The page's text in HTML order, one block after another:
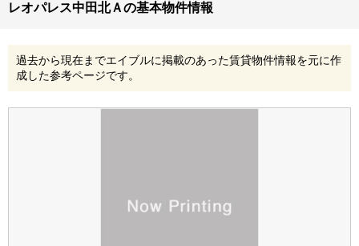
レオパレス中田北Ａの基本物件情報
過去から現在までエイブルに掲載のあった賃貸物件情報を元に作
成した参考ページです。